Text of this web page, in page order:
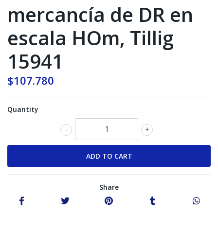
mercancía de DR en
escala HOm, Tillig
15941
$107.780
Quantity
+
-
Share